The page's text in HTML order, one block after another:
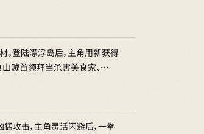
。登陆漂浮岛后，主角用新获得
山贼首领拜当杀害美食家、…
攻击，主角灵活闪避后，一拳